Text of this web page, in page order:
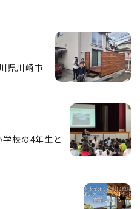
県川崎市
校の4年生と